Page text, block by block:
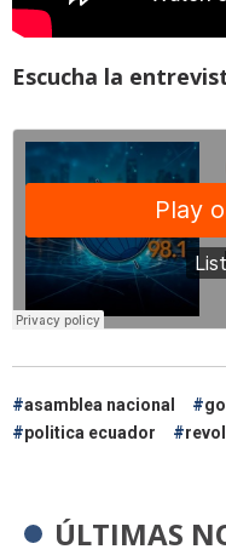
Escucha la
asamblea nacional
politica ecuador
ÚLTIMAS